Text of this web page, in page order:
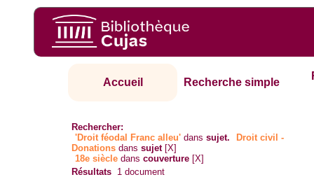
Accueil Recherche simple
Rechercher:
'Droit féodal Franc alleu' danssujet.
Droit civil -
Donations danssujet [X]
18e siècle danscouverture [X]
Résultats 1 document